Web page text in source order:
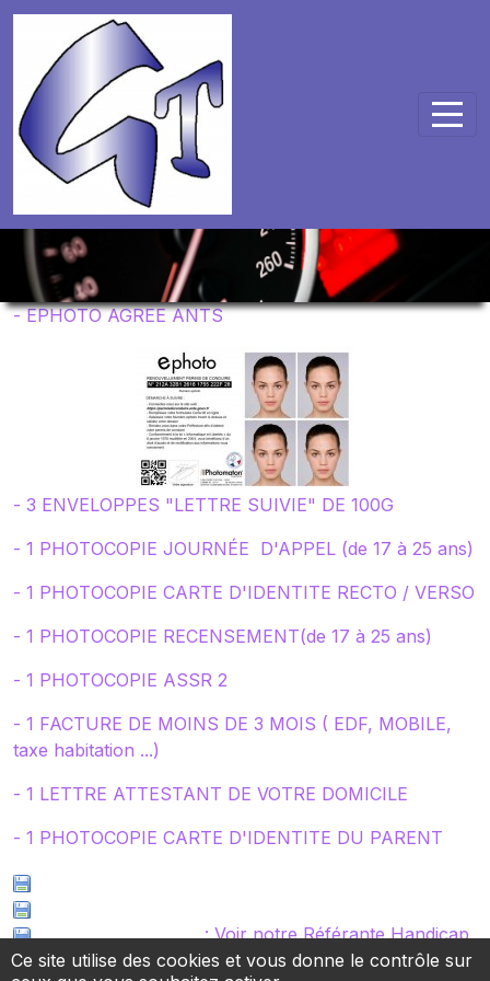
Panneau de gestion des cookies
Ce site utilise des cookies et vous donne le contrôle sur
- EPHOTO AGREE ANTS
- 3 ENVELOPPES "LETTRE SUIVIE" DE 100G
- 1 PHOTOCOPIE JOURNÉE D'APPEL (de 17 à 25 ans)
- 1 PHOTOCOPIE CARTE D'IDENTITE RECTO / VERSO
- 1 PHOTOCOPIE RECENSEMENT(de 17 à 25 ans)
- 1 PHOTOCOPIE ASSR 2
- 1 FACTURE DE MOINS DE 3 MOIS ( EDF, MOBILE,
taxe habitation ...)
- 1 LETTRE ATTESTANT DE VOTRE DOMICILE
- 1 PHOTOCOPIE CARTE D'IDENTITE DU PARENT
Référante handicap: Voir notre Référante Handicap